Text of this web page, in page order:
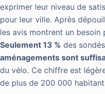
exprimer leur niveau de
pour leur ville. Après
les avis montrent un besoin
Seulement 13 % des
aménagements sont
du vélo. Ce chiffre est
de plus de 200 000